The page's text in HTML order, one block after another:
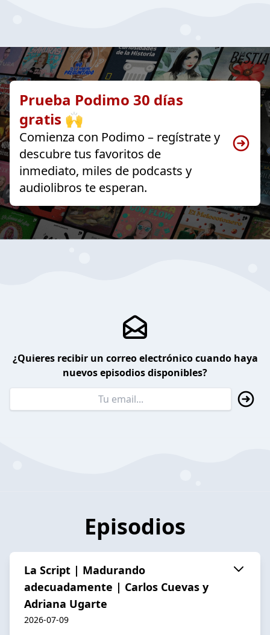
Prueba Podimo 30 días
gratis 🙌
Comienza con Podimo – regístrate y
descubre tus favoritos de
inmediato, miles de podcasts y
audiolibros te esperan.
¿Quieres recibir un correo electrónico cuando haya
nuevos episodios disponibles?
Episodios
La Script | Madurando
adecuadamente | Carlos Cuevas y
Adriana Ugarte
2026-07-09